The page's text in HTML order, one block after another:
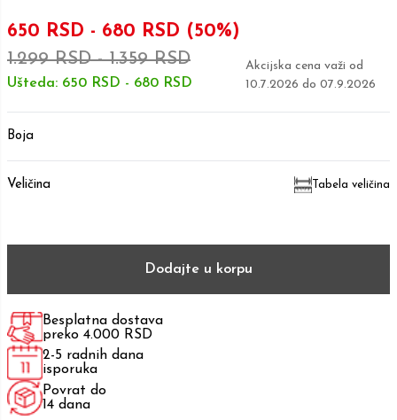
650 RSD - 680 RSD (50%)
1.299 RSD- 1.359 RSD
Ušteda: 650 RSD - 680 RSD
Akcijska cena važi od
10.7.2026 do 07.9.2026
Boja
Veličina Tabela veličina
Dodajte u korpu
Besplatna dostava
preko 4.000 RSD
2-5 radnih dana
isporuka
Povrat do
14 dana